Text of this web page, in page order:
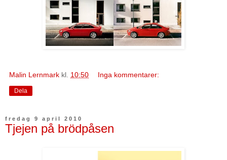
Malin Lernmark kl. 10:50 Inga kommentarer:
Dela
fredag 9 april 2010
Tjejen på brödpåsen